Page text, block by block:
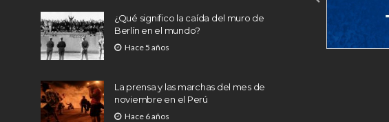
¿Qué significo la caída del muro de
Berlín en el mundo?
Hace 5 años
La prensa y las marchas del mes de
noviembre en el Perú
Hace 6 años